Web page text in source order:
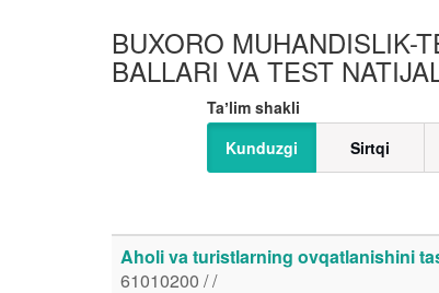
BUXORO MUHANDISLIK-
BALLARI VA TEST
Taʼlim shakli
Kunduzgi
Sirtqi
Aholi va turistlarning ovqatlanishini
61010200 / /